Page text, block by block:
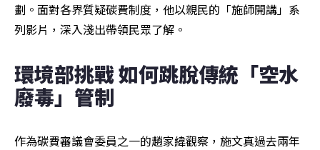
劃。面對各界質疑碳費制度，他以親民的「施師開講」系
列影片，深入淺出帶領民眾了解。
環境部挑戰 如何跳脫傳統「空水
廢毒」管制
作為碳費審議會委員之一的趙家緯觀察，施文真過去兩年